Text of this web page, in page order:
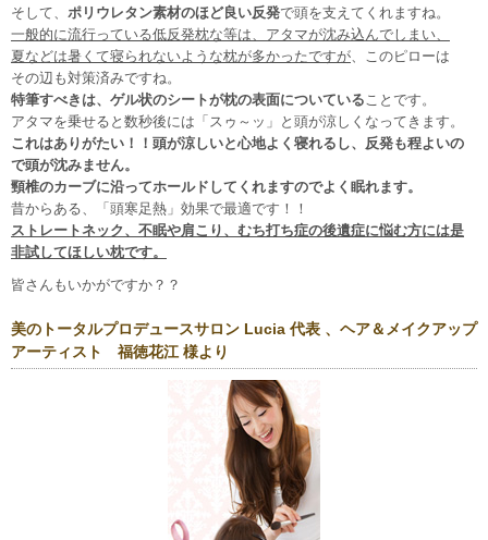
そして、 ポリウレタン素材のほど良い反発で頭を支えてくれますね。
一般的に流行っている低反発枕な等は、アタマが沈み込んでしまい、
夏などは暑くて寝られないような枕が多かったですが 、このピローは
その辺も対策済みですね。
特筆すべきは、ゲル状のシートが枕の表面についている ことです。
アタマを乗せると数秒後には「スゥ～ッ」と頭が涼しくなってきます。
これはありがたい！！頭が涼しいと心地よく寝れるし、反発も程よいの
で頭が沈みません。
頸椎のカーブに沿ってホールドしてくれますのでよく眠れます。
昔からある、「頭寒足熱」効果で最適です！！
ストレートネック 、不眠や肩こり、むち打ち症の後遺症に悩む方には是
非試してほしい枕です。
皆さんもいかがですか？？
美のトータルプロデュースサロン Lucia 代表 、ヘア＆メイクアップ
アーティスト 福徳花江 様より